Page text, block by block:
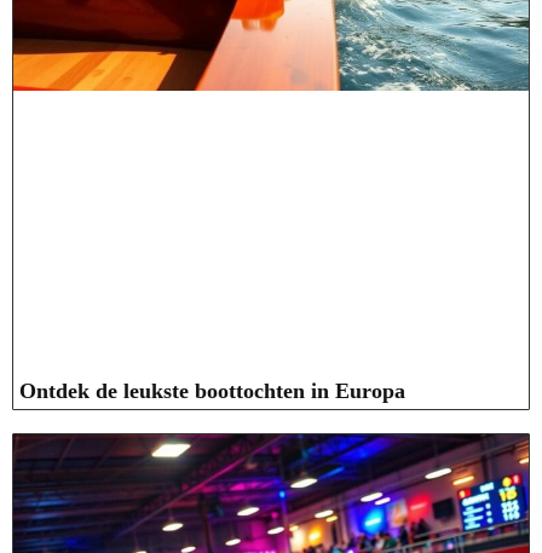
Ontdek de leukste boottochten in Europa